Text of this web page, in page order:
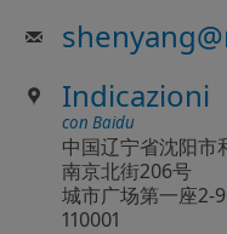
shenyang@
Indicazioni
con Baidu
中国辽宁省沈阳市
南京北街206号
城市广场第一座2-
110001